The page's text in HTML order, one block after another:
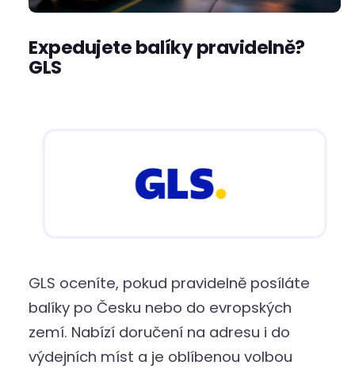
Expedujete balíky pravidelně?
GLS
GLS oceníte, pokud pravidelně posíláte
balíky po Česku nebo do evropských
zemí. Nabízí doručení na adresu i do
výdejních míst a je oblíbenou volbou